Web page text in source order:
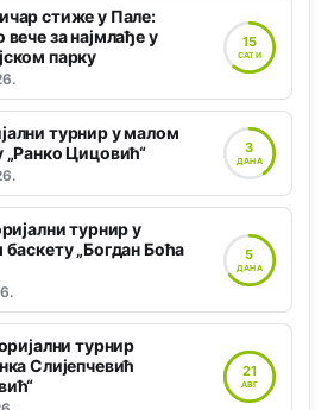
стиже у Пале:
за најмлађе у
парку
15
САТИ
турнир у малом
„Ранко Цицовић“
3
ДАНА
турнир у
„Богдан Боћа
5
ДАНА
турнир
Слијепчевић
21
АВГ